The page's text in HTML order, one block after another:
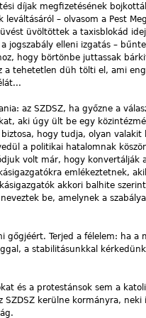
díjak megfizetésének
– olvasom a Pest
üvöltöttek a taxisblokád
jogszabály elleni izgatás –
hogy börtönbe juttassak
a tehetetlen düh tölti el, ami
az SZDSZ, ha győzne a
aki úgy ült be egy
hogy tudja, olyan valakit
a politikai hatalomnak
volt már, hogy konvertálják
emlékeztetnek,
akkori balhite
be, amelynek a
gőgjéért. Terjed a félelem: ha a
a stabilitásunkkal
és a protestánsok sem a
SZDSZ kerülne kormányra,